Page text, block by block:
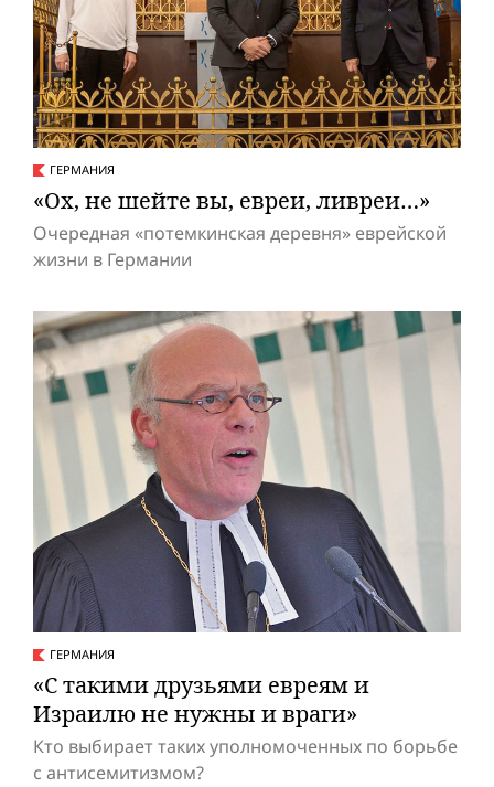
ГЕРМАНИЯ
«Ох, не шейте вы, евреи, ливреи…»
Очередная «потемкинская деревня» еврейской
жизни в Германии
ГЕРМАНИЯ
«С такими друзьями евреям и
Израилю не нужны и враги»
Кто выбирает таких уполномоченных по борьбе
с антисемитизмом?